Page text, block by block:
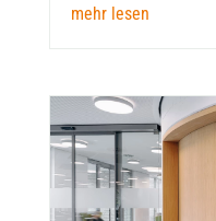
mehr lesen